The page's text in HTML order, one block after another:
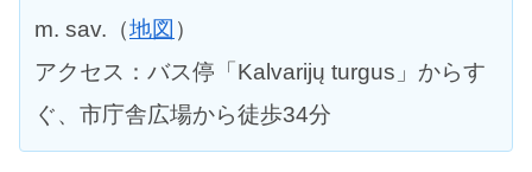
m. sav.（地図 ）
アクセス：バス停「Kalvarijų turgus」からす
ぐ、市庁舎広場から徒歩34分